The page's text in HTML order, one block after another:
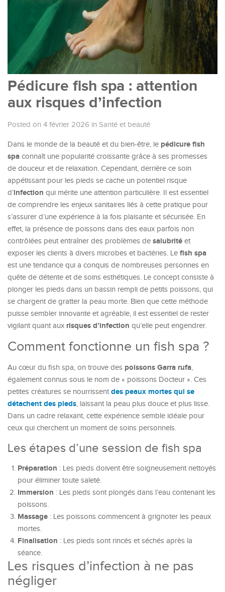
Pédicure fish spa : attention
aux risques d’infection
Posted on 4 février 2026 in Santé et beauté
Dans le monde de la beauté et du bien-être, le pédicure fish
spa connaît une popularité croissante grâce à ses promesses
de douceur et de relaxation. Cependant, derrière ce soin
appétissant pour les pieds se cache un potentiel risque
d’infection qui mérite une attention particulière. Il est essentiel
de comprendre les enjeux sanitaires liés à cette pratique pour
s’assurer d’une expérience à la fois plaisante et sécurisée. En
effet, la présence de poissons dans des eaux parfois non
contrôlées peut entraîner des problèmes de salubrité et
exposer les clients à divers microbes et bactéries. Le fish spa
est une tendance qui a conquis de nombreuses personnes en
quête de détente et de soins esthétiques. Le concept consiste à
plonger les pieds dans un bassin rempli de petits poissons, qui
se chargent de gratter la peau morte. Bien que cette méthode
puisse sembler innovante et agréable, il est essentiel de rester
vigilant quant aux risques d’infection qu’elle peut engendrer.
Comment fonctionne un fish spa ?
Au cœur du fish spa, on trouve des poissons Garra rufa,
également connus sous le nom de « poissons Docteur ». Ces
petites créatures se nourrissent des peaux mortes qui se
détachent des pieds, laissant la peau plus douce et plus lisse.
Dans un cadre relaxant, cette expérience semble idéale pour
ceux qui cherchent un moment de soins personnels.
Les étapes d’une session de fish spa
Préparation : Les pieds doivent être soigneusement nettoyés
pour éliminer toute saleté.
Immersion : Les pieds sont plongés dans l’eau contenant les
poissons.
Massage : Les poissons commencent à grignoter les peaux
mortes.
Finalisation : Les pieds sont rincés et séchés après la
séance.
Les risques d’infection à ne pas
négliger